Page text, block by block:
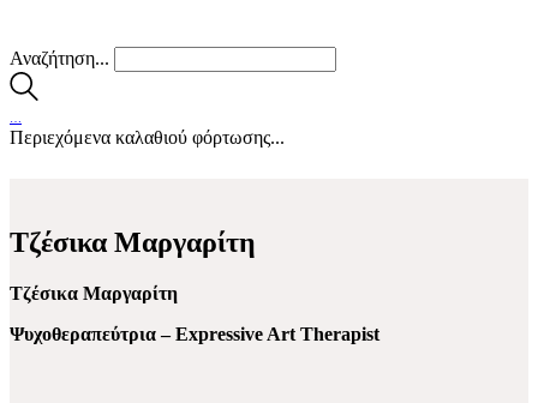
Αναζήτηση...
Περιεχόμενα καλαθιού φόρτωσης...
Τζέσικα Μαργαρίτη
Τζέσικα Μαργαρίτη
Ψυχοθεραπεύτρια– Expressive Art Therapist